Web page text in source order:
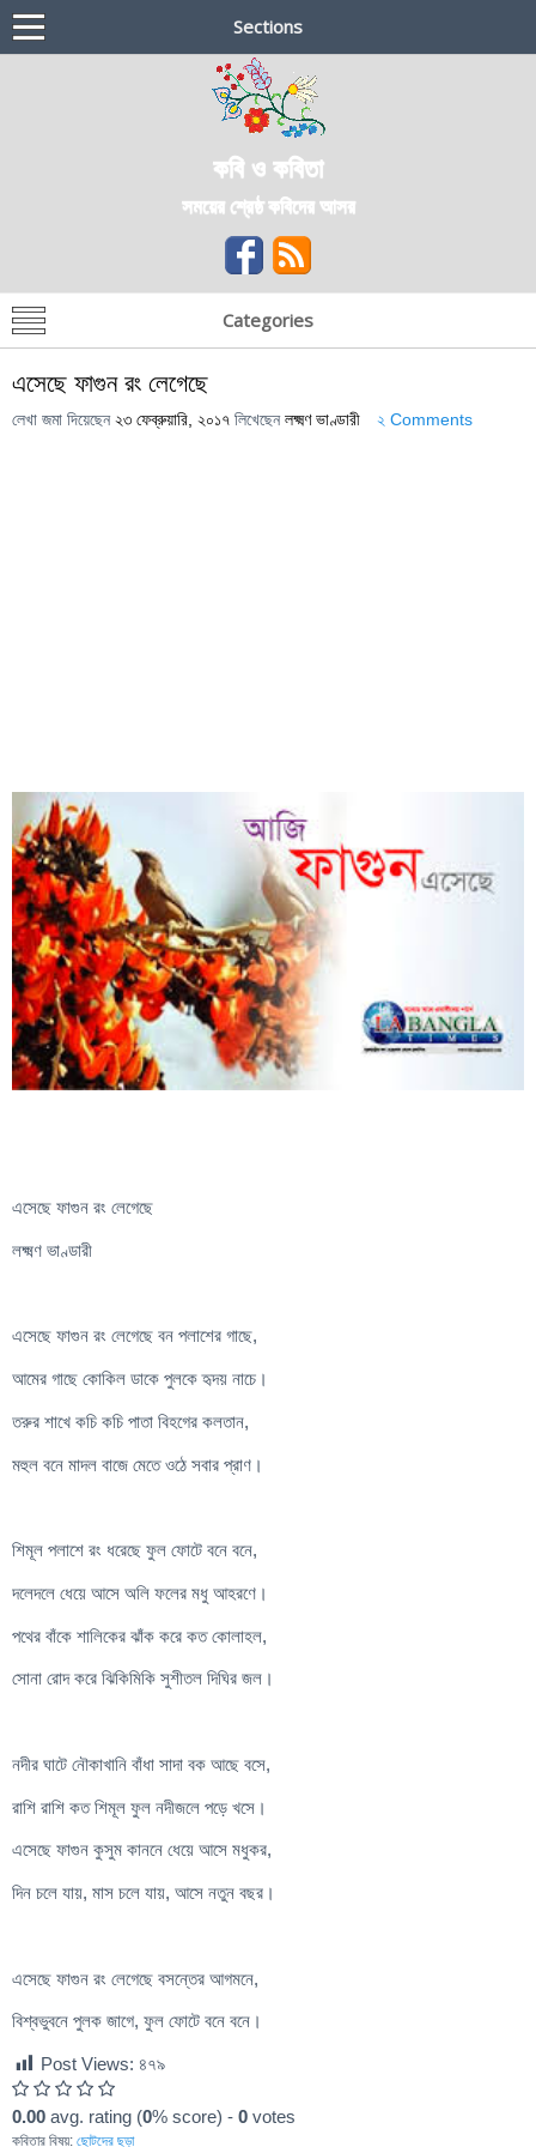
Sections
কবি ও কবিতা
সময়ের শ্রেষ্ঠ কবিদের আসর
Categories
এসেছে ফাগুন রং লেগেছে
লেখা জমা দিয়েছেন ২৩ ফেব্রুয়ারি, ২০১৭ লিখেছেন লক্ষ্মণ ভাণ্ডারী ২ Comments
এসেছে ফাগুন রং লেগেছে
লক্ষ্মণ ভাণ্ডারী
এসেছে ফাগুন রং লেগেছে বন পলাশের গাছে,
আমের গাছে কোকিল ডাকে পুলকে হৃদয় নাচে।
তরুর শাখে কচি কচি পাতা বিহগের কলতান,
মহুল বনে মাদল বাজে মেতে ওঠে সবার প্রাণ।
শিমূল পলাশে রং ধরেছে ফুল ফোটে বনে বনে,
দলেদলে ধেয়ে আসে অলি ফলের মধু আহরণে।
পথের বাঁকে শালিকের ঝাঁক করে কত কোলাহল,
সোনা রোদ করে ঝিকিমিকি সুশীতল দিঘির জল।
নদীর ঘাটে নৌকাখানি বাঁধা সাদা বক আছে বসে,
রাশি রাশি কত শিমূল ফুল নদীজলে পড়ে খসে।
এসেছে ফাগুন কুসুম কাননে ধেয়ে আসে মধুকর,
দিন চলে যায়, মাস চলে যায়, আসে নতুন বছর।
এসেছে ফাগুন রং লেগেছে বসন্তের আগমনে,
বিশ্বভুবনে পুলক জাগে, ফুল ফোটে বনে বনে।
Post Views: ৪৭৯
0.00 avg. rating (0% score) - 0 votes
কবিতার বিষয়: ছোটদের ছড়া